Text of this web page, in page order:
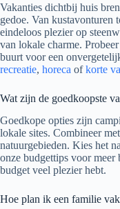
Vakanties dichtbij huis
gedoe. Van kustavonturen
eindeloos plezier op
van lokale charme.
buurt voor een
recreatie, horeca ofkorte
Wat zijn de goedkoopste
Goedkope opties zijn
lokale sites. Combineer
natuurgebieden. Kies het
onze budgettips voor meer
budget veel plezier hebt.
Hoe plan ik een familie